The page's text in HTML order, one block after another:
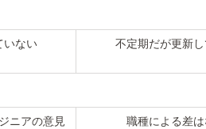
いない 不定期だが更新
ニアの意見
職種による差